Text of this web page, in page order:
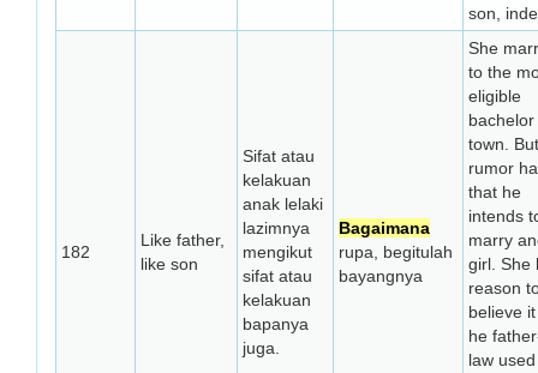
son,
182
Like father,
like son
Sifat atau
kelakuan
anak lelaki
lazimnya
mengikut
sifat atau
kelakuan
bapanya
juga.
Bagaimana
rupa, begitulah
bayangnya
She
to the
eligible
bachelor
town.
rumor
that he
intends
marry
girl. She
reason
believe
he
law